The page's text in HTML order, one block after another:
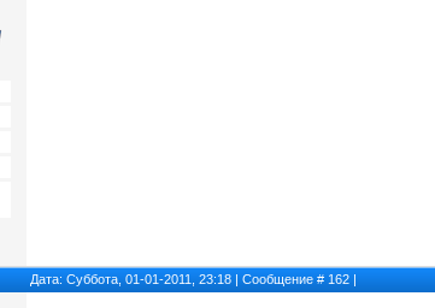
Дата: Суббота, 01-01-2011, 23:18 | Сообщение # 162 |